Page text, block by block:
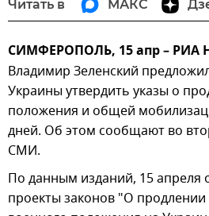
Читать в МАКС
СИМФЕРОПОЛЬ, 15 апр – РИА
Владимир Зеленский
Украины утвердить указы о
положения и общей
дней. Об этом сообщают во
СМИ.
По данным изданий, 15 апреля
проекты законов "О продлении